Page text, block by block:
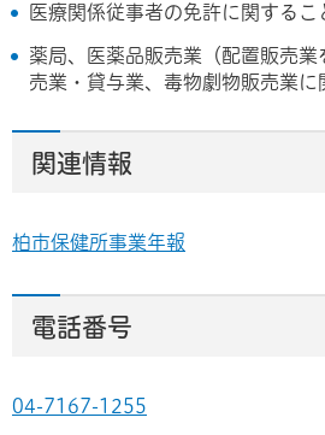
医療関係従事者の免許に関するこ
薬局、医薬品販売業（配置販売業
売業・貸与業、毒物劇物販売業に
関連情報
柏市保健所事業年報
電話番号
04-7167-1255